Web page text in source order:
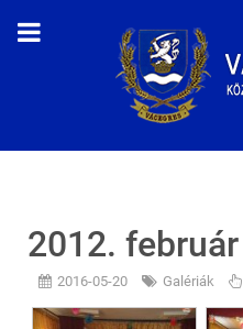
2012.
2016-05-20 Galériák